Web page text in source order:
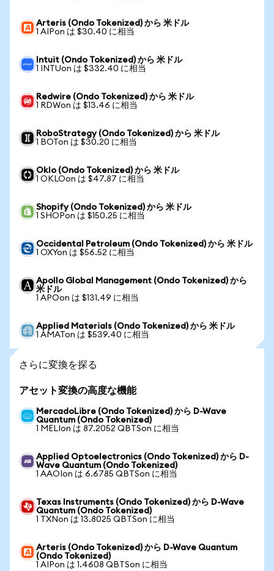
Arteris (Ondo Tokenized) から 米ドル
1 AIPon は $30.40 に相当
Intuit (Ondo Tokenized) から 米ドル
1 INTUon は $332.40 に相当
Redwire (Ondo Tokenized) から 米ドル
1 RDWon は $13.46 に相当
RoboStrategy (Ondo Tokenized) から 米ドル
1 BOTon は $30.20 に相当
Oklo (Ondo Tokenized) から 米ドル
1 OKLOon は $47.87 に相当
Shopify (Ondo Tokenized) から 米ドル
1 SHOPon は $150.25 に相当
Occidental Petroleum (Ondo Tokenized) から 米ドル
1 OXYon は $56.52 に相当
Apollo Global Management (Ondo Tokenized) から
米ドル
1 APOon は $131.49 に相当
Applied Materials (Ondo Tokenized) から 米ドル
1 AMATon は $539.40 に相当
さらに変換を探る
アセット変換の高度な機能
MercadoLibre (Ondo Tokenized) から D-Wave
Quantum (Ondo Tokenized)
1 MELIon は 87.2052 QBTSon に相当
Applied Optoelectronics (Ondo Tokenized) から D-
Wave Quantum (Ondo Tokenized)
1 AAOIon は 6.6785 QBTSon に相当
Texas Instruments (Ondo Tokenized) から D-Wave
Quantum (Ondo Tokenized)
1 TXNon は 13.8025 QBTSon に相当
Arteris (Ondo Tokenized) から D-Wave Quantum
(Ondo Tokenized)
1 AIPon は 1.4608 QBTSon に相当